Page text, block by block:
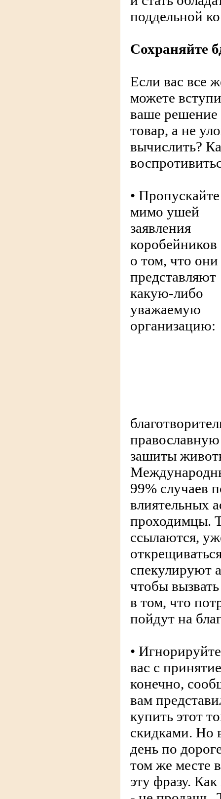
поддельной
Сохраняйте
Если вас все
можете
ваше решение
товар, а не
вычислить?
• Пропускайте
мимо ушей
заявления
коробейников
о том, что они
представляют
какую-либо
уважаемую
организацию:
зашиты
99% случаев
влиятельных
проходимцы.
ссылаются,
спекулируют
чтобы
в том, что
пойдут на
•
вас с
конечно,
вам
купить этот
скидками. Но
день по
том же месте
эту фразу.